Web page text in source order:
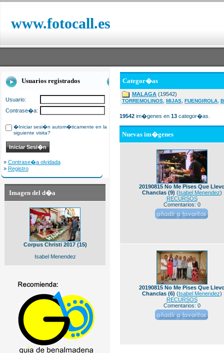
www.fotocall.es
Usuarios registrados
Usuario:
Contrase�a:
�Iniciar sesi�n autom�ticamente en la
siguiente visita?
» Contrase�a olvidada
» Registro
Imagen del d�a
Corpus Christi 2017 (15)
Isabel Menendez
Categor�as
MALAGA (19542)
TORREMOLINOS MIJAS FUENGIROLA
19542 im�genes en 13 categor�as.
Nuevas im�genes
20190815 No Me Pises Que
Chanclas (9) (Isabel Menendez)
RECURSOS
Comentarios: 0
20190815 No Me Pises Que
Chanclas (6) (Isabel Menendez)
RECURSOS
Comentarios: 0